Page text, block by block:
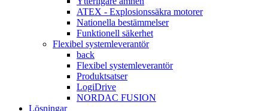
ATEX - Explosionssäkra motorer
Nationella bestämmelser
Funktionell säkerhet
Flexibel systemleverantör
back
Flexibel systemleverantör
Produktsatser
LogiDrive
NORDAC FUSION
Lösningar